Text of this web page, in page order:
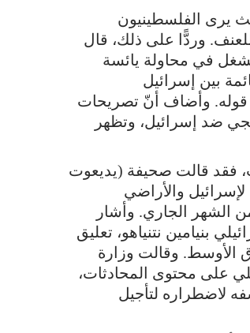
يرى الفلسطينيون
وردًّا على ذلك، قال
في محاولة يائسة
بين إسرائيل
قوله. وأضاف أنّ تصريحات
ضد إسرائيل، وتظهر
فقد قالت صحيفة (يديعوت
لإسرائيل والأراضي
الشهر الجاري. وأشار
بنيامين نتنياهو، تعليق
الأوسط. وقالت وزارة
على محتوى المحادثات،
لاضطراره لتأجيل